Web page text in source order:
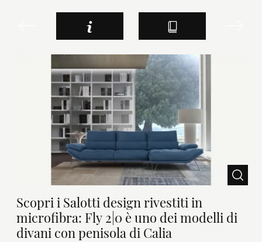
Scopri i Salotti design rivestiti in
microfibra: Fly 2|0 è uno dei modelli di
divani con penisola di Calia